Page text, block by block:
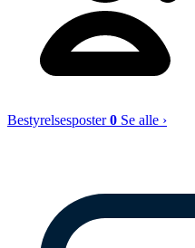
Bestyrelsesposter0 Se alle ›